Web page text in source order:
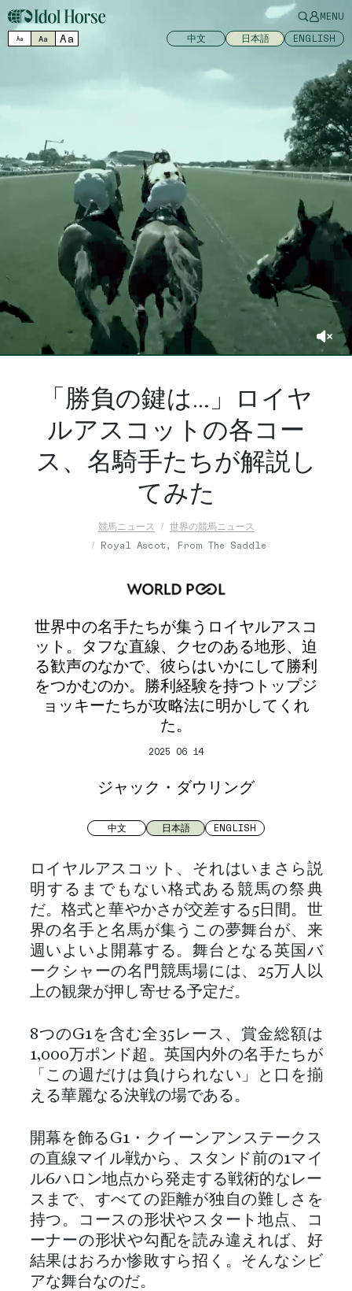
MENU
Aa Aa Aa 中文 日本語 ENGLISH
「勝負の鍵は…」ロイヤ
ルアスコットの各コー
ス、名騎手たちが解説し
てみた
競馬ニュース
世界の競馬ニュース
Royal Ascot, From The Saddle
世界中の名手たちが集うロイヤルアスコ
ット。タフな直線、クセのある地形、迫
る歓声のなかで、彼らはいかにして勝利
をつかむのか。勝利経験を持つトップジ
ョッキーたちが攻略法に明かしてくれ
た。
2025 06 14
ジャック・ダウリング
中文 日本語 ENGLISH
ロイヤルアスコット、それはいまさら説
明するまでもない格式ある競馬の祭典
だ。格式と華やかさが交差する5日間。世
界の名手と名馬が集うこの夢舞台が、来
週いよいよ開幕する。舞台となる英国バ
ークシャーの名門競馬場には、25万人以
上の観衆が押し寄せる予定だ。
8つのG1を含む全35レース、賞金総額は
1,000万ポンド超。英国内外の名手たちが
「この週だけは負けられない」と口を揃
える華麗なる決戦の場である。
開幕を飾るG1・クイーンアンステークス
の直線マイル戦から、スタンド前の1マイ
ル6ハロン地点から発走する戦術的なレー
スまで、すべての距離が独自の難しさを
持つ。コースの形状やスタート地点、コ
ーナーの形状や勾配を読み違えれば、好
結果はおろか惨敗すら招く。そんなシビ
アな舞台なのだ。